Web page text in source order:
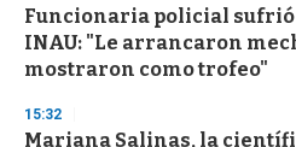
Funcionaria policial
INAU: "Le arrancaron
mostraron como trofeo"
15:32
Mariana Salinas, la